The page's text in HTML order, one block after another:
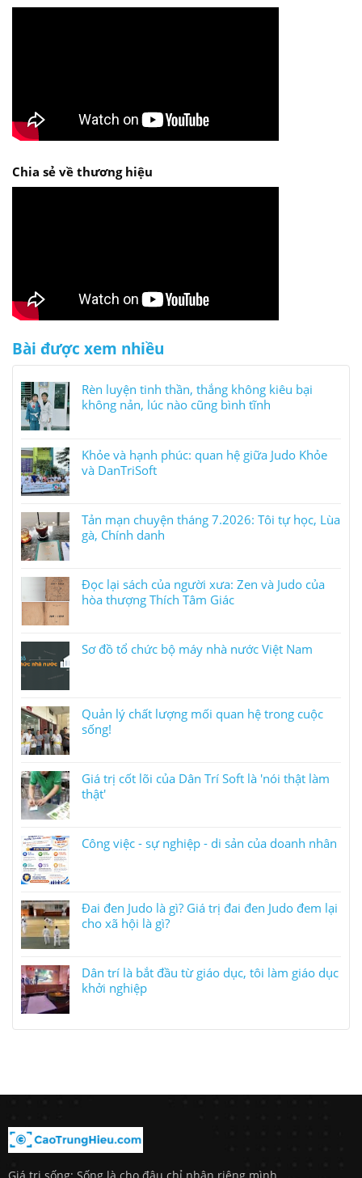
Chia sẻ về thương hiệu
Bài được xem nhiều
Rèn luyện tinh thần, thắng không kiêu bại
không nản, lúc nào cũng bình tĩnh
Khỏe và hạnh phúc: quan hệ giữa Judo Khỏe
và DanTriSoft
Tản mạn chuyện tháng 7.2026: Tôi tự học, Lùa
gà, Chính danh
Đọc lại sách của người xưa: Zen và Judo của
hòa thượng Thích Tâm Giác
Sơ đồ tổ chức bộ máy nhà nước Việt Nam
Quản lý chất lượng mối quan hệ trong cuộc
sống!
Giá trị cốt lõi của Dân Trí Soft là 'nói thật làm
thật'
Công việc - sự nghiệp - di sản của doanh nhân
Đai đen Judo là gì? Giá trị đai đen Judo đem lại
cho xã hội là gì?
Dân trí là bắt đầu từ giáo dục, tôi làm giáo dục
khởi nghiệp